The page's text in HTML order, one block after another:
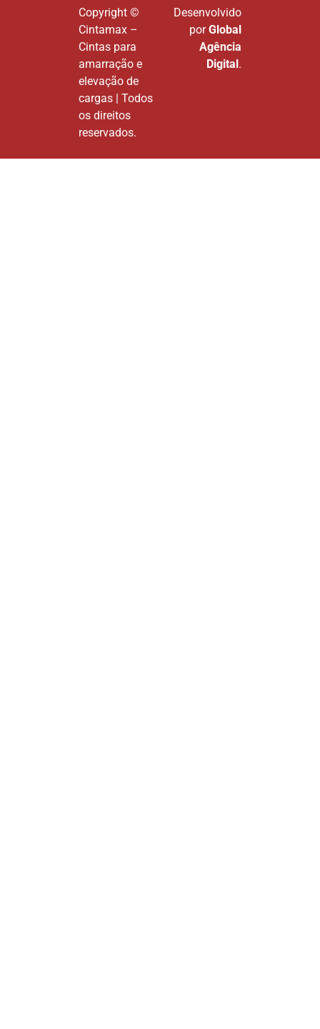
Copyright ©
Cintamax –
Cintas para
amarração e
elevação de
cargas | Todos
os direitos
reservados.
Desenvolvido
porGlobal
Agência
Digital.